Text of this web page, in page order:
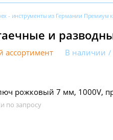
- инструменты из Германии Премиум
и
ассортимент В наличии
рожковый 7 мм, 1000V,
по запросу